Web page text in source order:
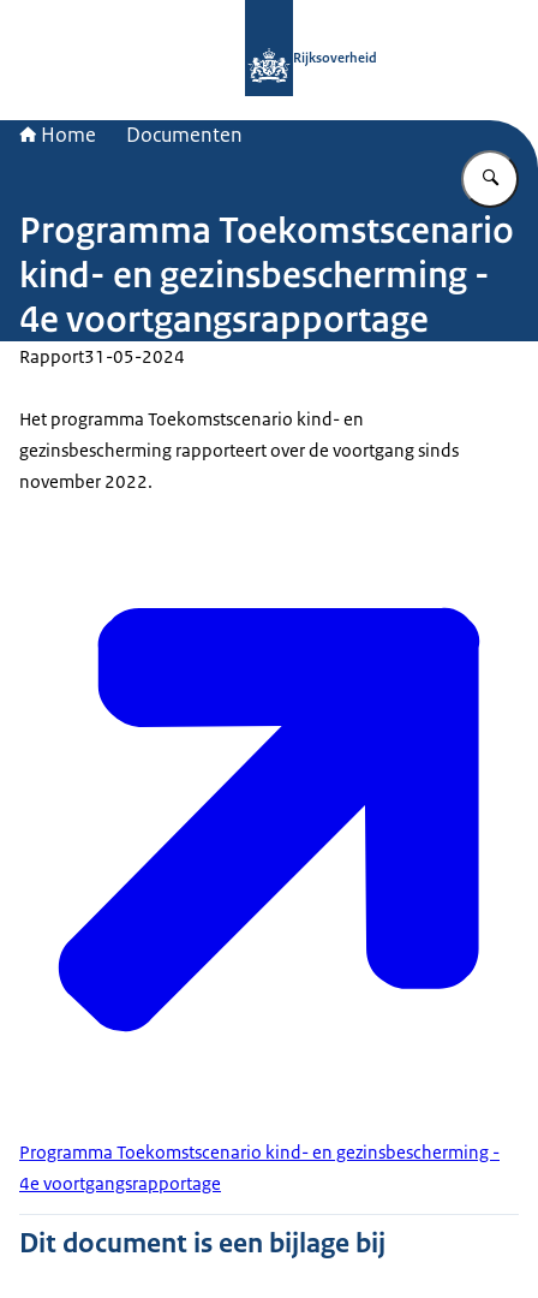
Rijksoverheid
Home Documenten
Programma Toekomstscenario
kind- en gezinsbescherming -
4e voortgangsrapportage
Rapport31-05-2024
Het programma Toekomstscenario kind- en
gezinsbescherming rapporteert over de voortgang sinds
november 2022.
Programma Toekomstscenario kind- en gezinsbescherming -
4e voortgangsrapportage
Dit document is een bijlage bij